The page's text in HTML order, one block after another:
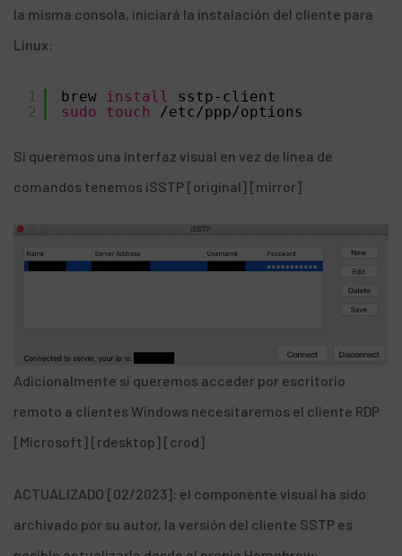
la misma consola, iniciará la instalación del cliente para
Linux:
1
2
brew install
sstp-client
sudo
touch /etc/ppp/options
Si queremos una interfaz visual en vez de línea de
comandos tenemos iSSTP [original] [mirror]
Adicionalmente si queremos acceder por escritorio
remoto a clientes Windows necesitaremos el cliente RDP
[Microsoft] [rdesktop] [crod]
ACTUALIZADO [02/2023]: el componente visual ha sido
archivado por su autor, la versión del cliente SSTP es